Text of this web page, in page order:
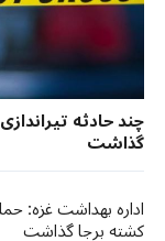
گذاشت
کشته برجا گذاشت